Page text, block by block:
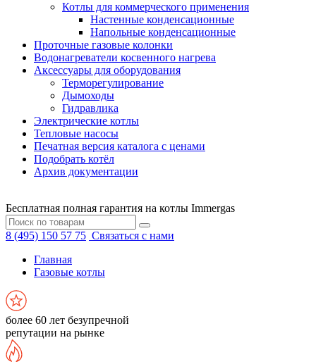
Котлы для коммерческого применения
Настенные конденсационные
Напольные конденсационные
Проточные газовые колонки
Водонагреватели косвенного нагрева
Аксессуары для оборудования
Терморегулирование
Дымоходы
Гидравлика
Электрические котлы
Тепловые насосы
Печатная версия каталога с ценами
Подобрать котёл
Архив документации
Бесплатная полная гарантия на котлы Immergas
8 (495) 150 57 75 Связаться с нами
Главная
Газовые котлы
более 60 лет безупречной
репутации на рынке